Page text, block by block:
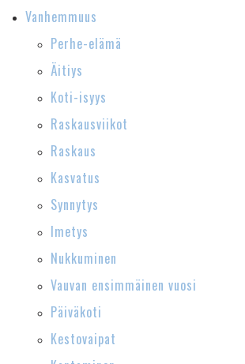
Vanhemmuus
Perhe-elämä
Äitiys
Koti-isyys
Raskausviikot
Raskaus
Kasvatus
Synnytys
Imetys
Nukkuminen
Vauvan ensimmäinen vuosi
Päiväkoti
Kestovaipat